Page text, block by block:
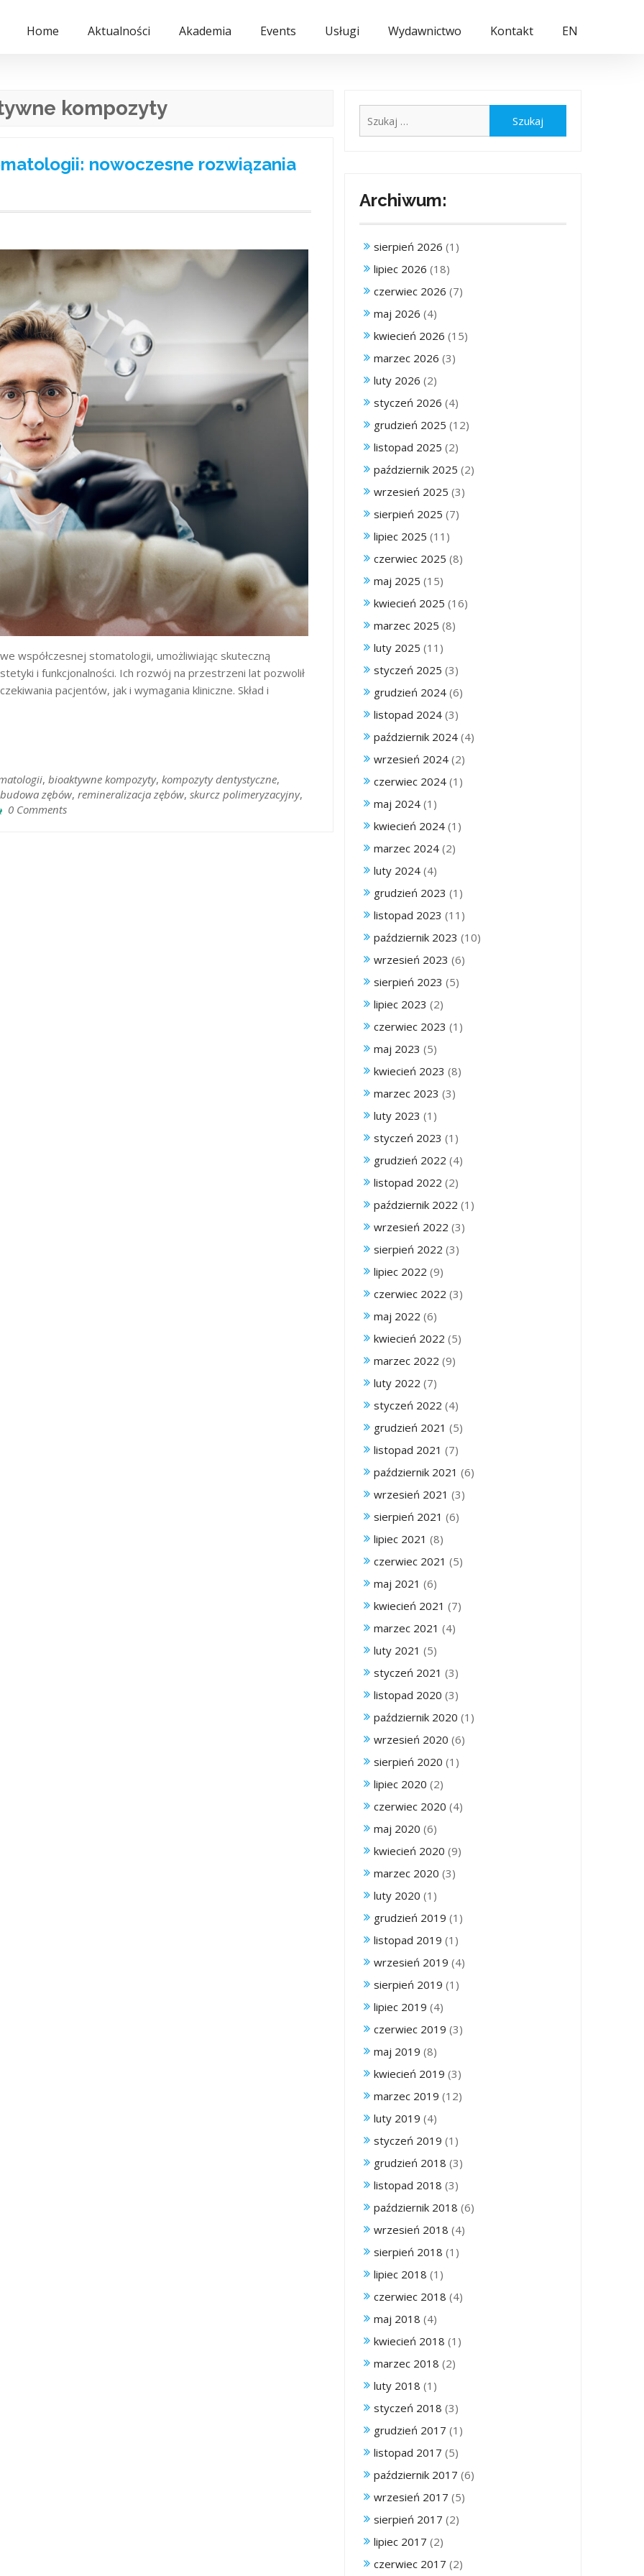
Home Aktualności Akademia Events Usługi Wydawnictwo Kontakt EN
kompozyty
nowoczesne rozwiązania
współczesnej stomatologii, umożliwiając skuteczną
i funkcjonalności. Ich rozwój na przestrzeni lat pozwolił
pacjentów, jak i wymagania kliniczne. Skład i
, bioaktywne kompozyty, kompozyty dentystyczne,
zębów, remineralizacja zębów, skurcz polimeryzacyjny,
0 Comments
Archiwum:
sierpień 2026 (1)
lipiec 2026 (18)
czerwiec 2026 (7)
maj 2026 (4)
kwiecień 2026 (15)
marzec 2026 (3)
luty 2026 (2)
styczeń 2026 (4)
grudzień 2025 (12)
listopad 2025 (2)
październik 2025 (2)
wrzesień 2025 (3)
sierpień 2025 (7)
lipiec 2025 (11)
czerwiec 2025 (8)
maj 2025 (15)
kwiecień 2025 (16)
marzec 2025 (8)
luty 2025 (11)
styczeń 2025 (3)
grudzień 2024 (6)
listopad 2024 (3)
październik 2024 (4)
wrzesień 2024 (2)
czerwiec 2024 (1)
maj 2024 (1)
kwiecień 2024 (1)
marzec 2024 (2)
luty 2024 (4)
grudzień 2023 (1)
listopad 2023 (11)
październik 2023 (10)
wrzesień 2023 (6)
sierpień 2023 (5)
lipiec 2023 (2)
czerwiec 2023 (1)
maj 2023 (5)
kwiecień 2023 (8)
marzec 2023 (3)
luty 2023 (1)
styczeń 2023 (1)
grudzień 2022 (4)
listopad 2022 (2)
październik 2022 (1)
wrzesień 2022 (3)
sierpień 2022 (3)
lipiec 2022 (9)
czerwiec 2022 (3)
maj 2022 (6)
kwiecień 2022 (5)
marzec 2022 (9)
luty 2022 (7)
styczeń 2022 (4)
grudzień 2021 (5)
listopad 2021 (7)
październik 2021 (6)
wrzesień 2021 (3)
sierpień 2021 (6)
lipiec 2021 (8)
czerwiec 2021 (5)
maj 2021 (6)
kwiecień 2021 (7)
marzec 2021 (4)
luty 2021 (5)
styczeń 2021 (3)
listopad 2020 (3)
październik 2020 (1)
wrzesień 2020 (6)
sierpień 2020 (1)
lipiec 2020 (2)
czerwiec 2020 (4)
maj 2020 (6)
kwiecień 2020 (9)
marzec 2020 (3)
luty 2020 (1)
grudzień 2019 (1)
listopad 2019 (1)
wrzesień 2019 (4)
sierpień 2019 (1)
lipiec 2019 (4)
czerwiec 2019 (3)
maj 2019 (8)
kwiecień 2019 (3)
marzec 2019 (12)
luty 2019 (4)
styczeń 2019 (1)
grudzień 2018 (3)
listopad 2018 (3)
październik 2018 (6)
wrzesień 2018 (4)
sierpień 2018 (1)
lipiec 2018 (1)
czerwiec 2018 (4)
maj 2018 (4)
kwiecień 2018 (1)
marzec 2018 (2)
luty 2018 (1)
styczeń 2018 (3)
grudzień 2017 (1)
listopad 2017 (5)
październik 2017 (6)
wrzesień 2017 (5)
sierpień 2017 (2)
lipiec 2017 (2)
czerwiec 2017 (2)